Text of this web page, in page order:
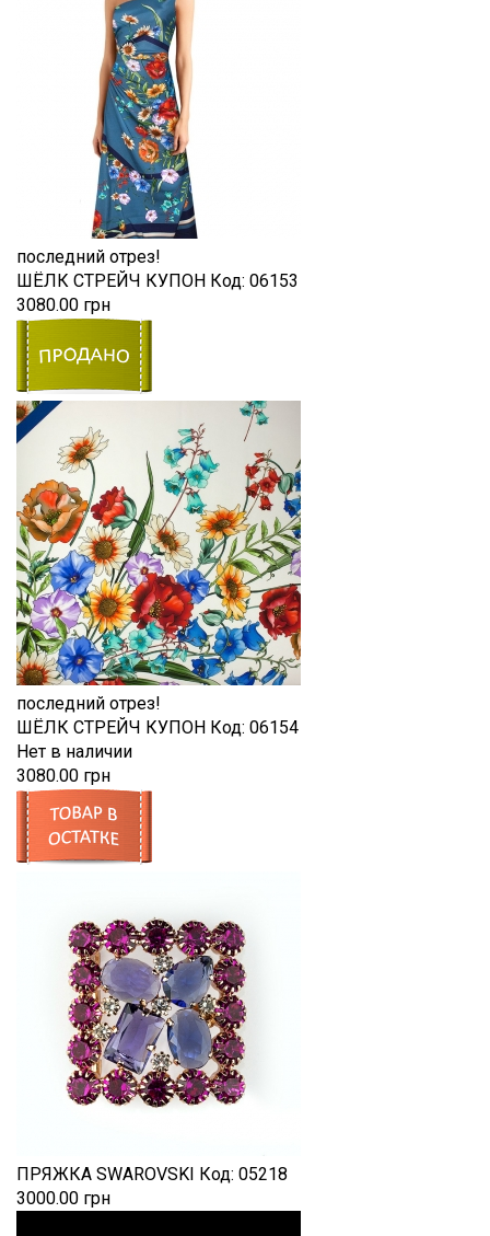
последний отрез!
ШЁЛК СТРЕЙЧ КУПОН Код: 06153
3080.00 грн
последний отрез!
ШЁЛК СТРЕЙЧ КУПОН Код: 06154
Нет в наличии
3080.00 грн
ПРЯЖКА SWAROVSKI Код: 05218
3000.00 грн